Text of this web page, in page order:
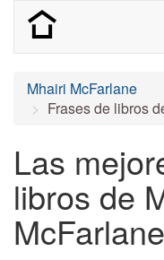
Mhairi McFarlane
Frases de libros
Las
libros de
McFarlane